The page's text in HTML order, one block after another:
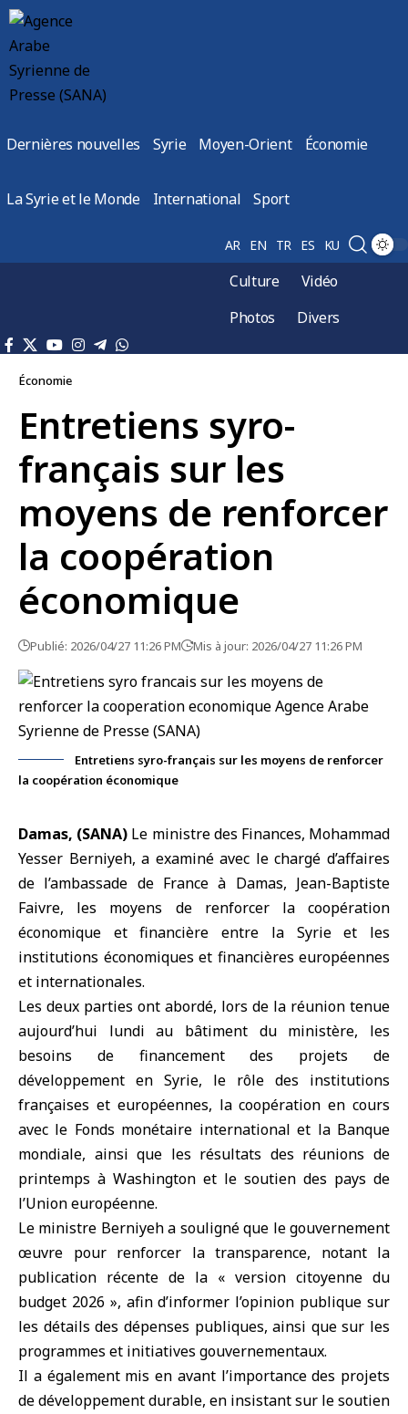
Dernières nouvelles Syrie Moyen-Orient Économie
La Syrie et le Monde International Sport
AR EN TR ES KU
Culture
Vidéo
Photos
Divers
Économie
Entretiens syro-
français sur les
moyens de renforcer
la coopération
économique
Publié: 2026/04/27 11:26 PM Mis à jour: 2026/04/27 11:26 PM
Entretiens syro-français sur les moyens de renforcer
la coopération économique
Damas, (SANA) Le ministre des Finances, Mohammad
Yesser Berniyeh, a examiné avec lechargé d’affaires
de l’ambassade de France à Damas, Jean-Baptiste
Faivre, les moyens de renforcer la coopération
économique et financière entre la Syrie et les
institutions économiques et financières européennes
et internationales.
Les deux parties ont abordé, lors de la réunion tenue
aujourd’hui lundi au bâtiment du ministère, les
besoins de financement des projets de
développement en Syrie, le rôle des institutions
françaises et européennes, la coopération en cours
avec le Fonds monétaire internationalet la Banque
mondiale, ainsi que les résultats des réunions de
printemps à Washington et le soutien des pays de
l’Union européenne.
Le ministre Berniyeh a souligné que le gouvernement
œuvre pour renforcer la transparence, notant la
publication récente de la « version citoyenne du
budget 2026 », afin d’informer l’opinion publique sur
les détails des dépenses publiques, ainsi que sur les
programmes et initiatives gouvernementaux.
Il a également mis en avant l’importance des projets
de développement durable, en insistant sur le soutien